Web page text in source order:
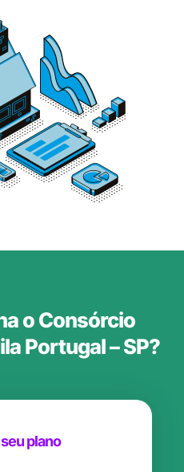
o Consórcio
Portugal – SP?
plano